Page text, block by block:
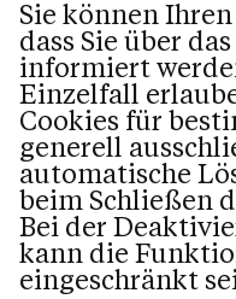
Sie können
dass Sie über
informiert
Einzelfall
Cookies für
generell
automatische
beim Schließen
Bei der
kann die
eingeschränkt